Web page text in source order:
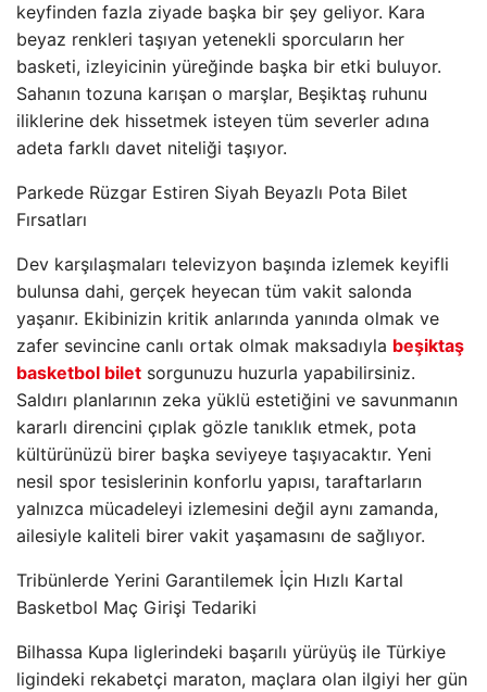
keyfinden fazla ziyade başka bir şey geliyor. Kara
beyaz renkleri taşıyan yetenekli sporcuların her
basketi, izleyicinin yüreğinde başka bir etki buluyor.
Sahanın tozuna karışan o marşlar, Beşiktaş ruhunu
iliklerine dek hissetmek isteyen tüm severler adına
adeta farklı davet niteliği taşıyor.
Parkede Rüzgar Estiren Siyah Beyazlı Pota Bilet
Fırsatları
Dev karşılaşmaları televizyon başında izlemek keyifli
bulunsa dahi, gerçek heyecan tüm vakit salonda
yaşanır. Ekibinizin kritik anlarında yanında olmak ve
zafer sevincine canlı ortak olmak maksadıyla beşiktaş
basketbol bilet sorgunuzu huzurla yapabilirsiniz.
Saldırı planlarının zeka yüklü estetiğini ve savunmanın
kararlı direncini çıplak gözle tanıklık etmek, pota
kültürünüzü birer başka seviyeye taşıyacaktır. Yeni
nesil spor tesislerinin konforlu yapısı, taraftarların
yalnızca mücadeleyi izlemesini değil aynı zamanda,
ailesiyle kaliteli birer vakit yaşamasını de sağlıyor.
Tribünlerde Yerini Garantilemek İçin Hızlı Kartal
Basketbol Maç Girişi Tedariki
Bilhassa Kupa liglerindeki başarılı yürüyüş ile Türkiye
ligindeki rekabetçi maraton, maçlara olan ilgiyi her gün